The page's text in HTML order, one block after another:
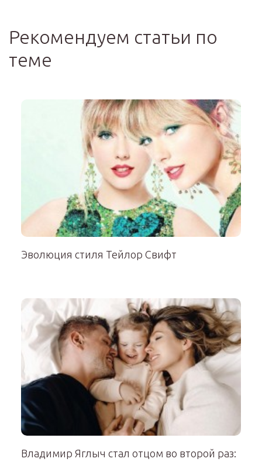
Рекомендуем статьи по
теме
Эволюция стиля Тейлор Свифт
Владимир Яглыч стал отцом во второй раз: